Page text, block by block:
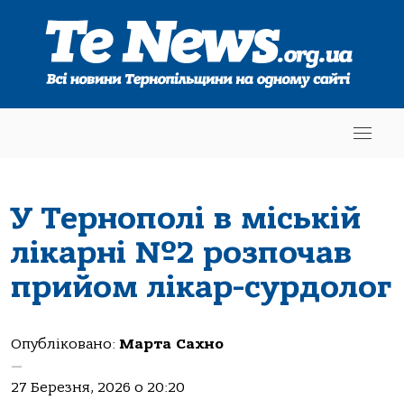
У Тернополі в міській
лікарні №2 розпочав
прийом лікар-сурдолог
Опубліковано: Марта Сахно
—
27 Березня, 2026 о 20:20